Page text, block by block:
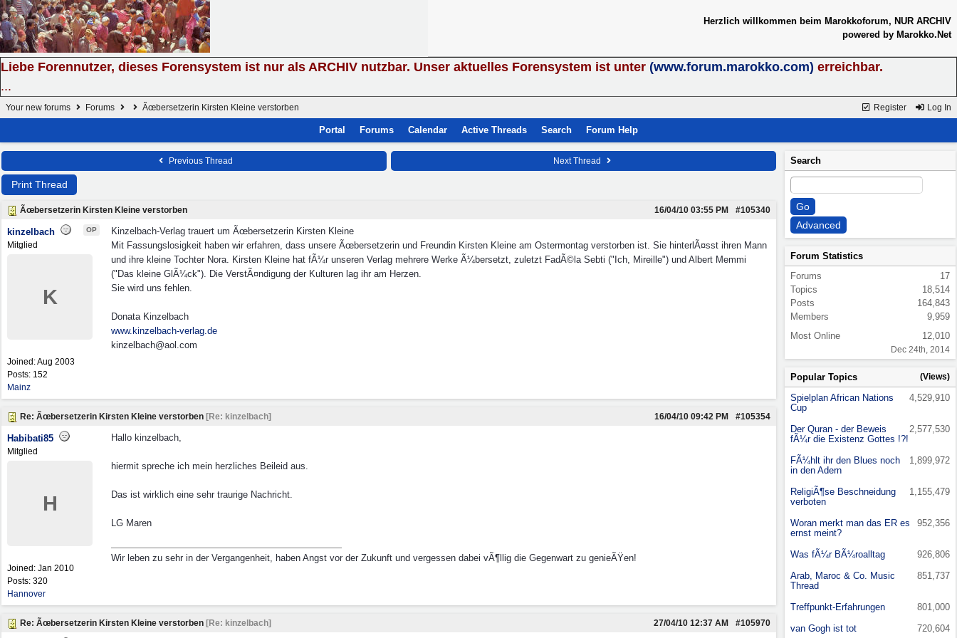
Herzlich willkommen beim Marokkoforum, NUR ARCHIV
powered by Marokko.Net
Liebe Forennutzer, dieses Forensystem ist nur als ARCHIV nutzbar. Unser aktuelles Forensystem ist unter (www.forum.marokko.com) erreichbar.
...
Register Log In
Your new forums Forums Ãœbersetzerin Kirsten Kleine verstorben
Portal Forums Calendar Active Threads Search Forum Help
Previous Thread Next Thread
Print Thread
Ãœbersetzerin Kirsten Kleine verstorben #105340
16/04/10 03:55 PM
kinzelbach OP
Mitglied
K
Joined:Aug 2003
Posts: 152
Mainz
Kinzelbach-Verlag trauert um Ãœbersetzerin Kirsten Kleine
Mit Fassungslosigkeit haben wir erfahren, dass unsere Ãœbersetzerin und Freundin Kirsten Kleine am Ostermontag verstorben ist. Sie hinterlÃ¤sst ihren Mann
und ihre kleine Tochter Nora. Kirsten Kleine hat fÃ¼r unseren Verlag mehrere Werke Ã¼bersetzt, zuletzt FadÃ©la Sebti ("Ich, Mireille") und Albert Memmi
("Das kleine GlÃ¼ck"). Die VerstÃ¤ndigung der Kulturen lag ihr am Herzen.
Sie wird uns fehlen.
Donata Kinzelbach
www.kinzelbach-verlag.de
kinzelbach@aol.com
Re: Ãœbersetzerin Kirsten Kleine verstorben [Re: kinzelbach] #105354
16/04/10 09:42 PM
Habibati85
Mitglied
H
Joined: Jan 2010
Posts: 320
Hannover
Hallo kinzelbach,
hiermit spreche ich mein herzliches Beileid aus.
Das ist wirklich eine sehr traurige Nachricht.
LG Maren
Wir leben zu sehr in der Vergangenheit, haben Angst vor der Zukunft und vergessen dabei vÃ¶llig die Gegenwart zu genieÃŸen!
Re: Ãœbersetzerin Kirsten Kleine verstorben [Re: kinzelbach] #105970
27/04/10 12:37 AM
Search
Forum Statistics
Forums
17
Topics
18,514
Posts
164,843
Members
9,959
Most Online
12,010
Dec 24th, 2014
Popular Topics (Views)
4,529,910
Spielplan African Nations
Cup
2,577,530
Der Quran - der Beweis
fÃ¼r die Existenz Gottes !?!
1,899,972
FÃ¼hlt ihr den Blues noch
in den Adern
1,155,479
ReligiÃ¶se Beschneidung
verboten
952,356
Woran merkt man das ER es
ernst meint?
926,806
Was fÃ¼r BÃ¼roalltag
851,737
Arab, Maroc & Co. Music
Thread
801,000
Treffpunkt-Erfahrungen
720,604
van Gogh ist tot